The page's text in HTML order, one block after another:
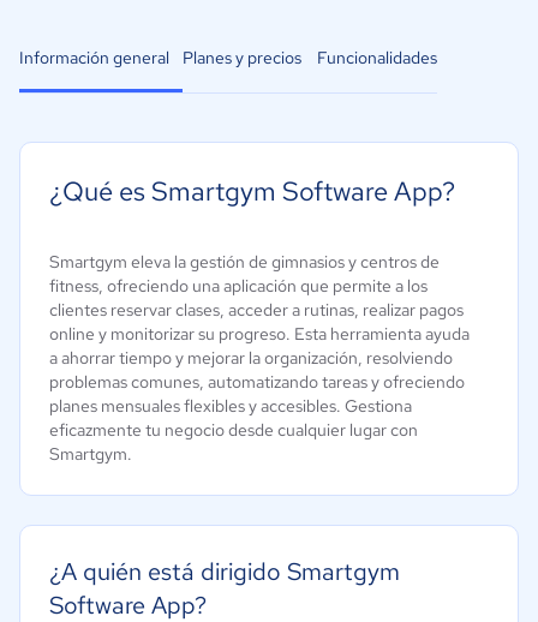
Información general Planes y precios Funcionalidades
¿Qué es Smartgym Software App?
Smartgym eleva la gestión de gimnasios y centros de
fitness, ofreciendo una aplicación que permite a los
clientes reservar clases, acceder a rutinas, realizar pagos
online y monitorizar su progreso. Esta herramienta ayuda
a ahorrar tiempo y mejorar la organización, resolviendo
problemas comunes, automatizando tareas y ofreciendo
planes mensuales flexibles y accesibles. Gestiona
eficazmente tu negocio desde cualquier lugar con
Smartgym.
¿A quién está dirigido Smartgym
Software App?